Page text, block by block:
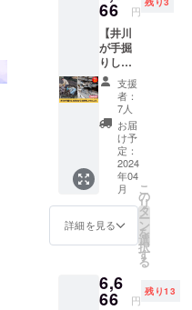
ティー2
種類
セット
を1個お
届けし
ます。
ローゼ
ルの鮮
やかな
赤色と
酸味に
元気を
もらえ
るよう
なブレ
ンドの
から紫
への色
66 円
【井川
が手掘
りした
昔なが
らの美
味しい
れんこ
ん】 井
川が手
掘りし
た昔な
がらの
美味し
いれん
こんを
お届け
す。 愛
知県愛
支援
者：
7人
お届
け予
定：
2024
年04
月
詳細を見る
こ
の
リ
タ
ー
ン
を
選
択
す
る
6,6
66 円
残り13